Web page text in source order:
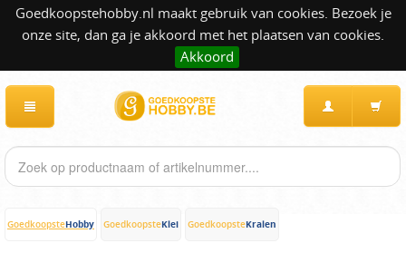
Goedkoopstehobby.nl maakt gebruik van cookies. Bezoek je
onze site, dan ga je akkoord met het plaatsen van cookies.
Akkoord
GoedkoopsteHobby GoedkoopsteKlei GoedkoopsteKralen